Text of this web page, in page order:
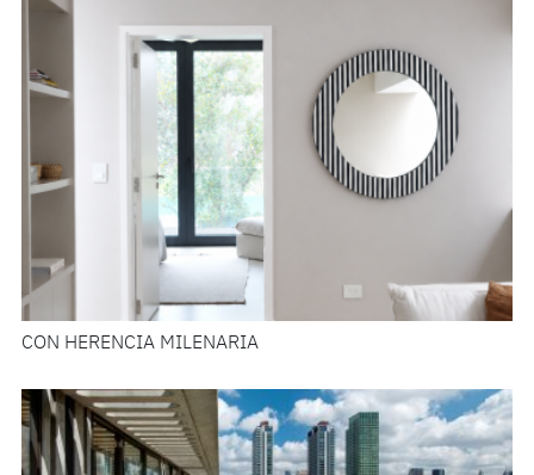
CON HERENCIA MILENARIA